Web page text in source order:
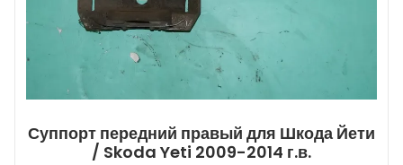
Суппорт передний правый для Шкода Йети
/ Skoda Yeti 2009-2014 г.в.